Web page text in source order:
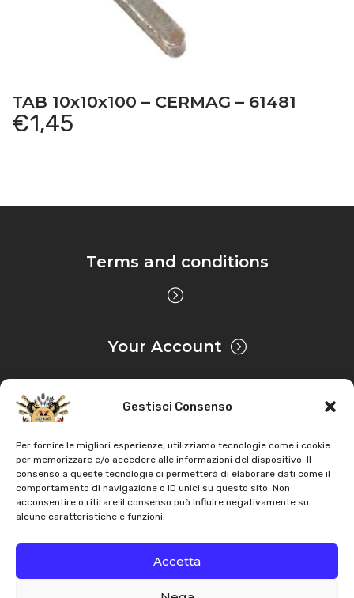
Gestisci Consenso
Per fornire le migliori esperienze, utilizziamo tecnologie come i cookie
per memorizzare e/o accedere alle informazioni del dispositivo. Il
consenso a queste tecnologie ci permetterà di elaborare dati come il
comportamento di navigazione o ID unici su questo sito. Non
acconsentire o ritirare il consenso può influire negativamente su
alcune caratteristiche e funzioni.
Accetta
TAB 10x10x100 – CERMAG – 61481
€1,45
Terms and conditions
Your Account
Privacy & Cookie
CopyrightAZ Agri. All rights reserved |Assistance |
Contacts